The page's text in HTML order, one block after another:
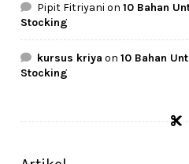
Pipit Fitriyani on10 Bahan
Stocking
kursus kriya on10 Bahan
Stocking